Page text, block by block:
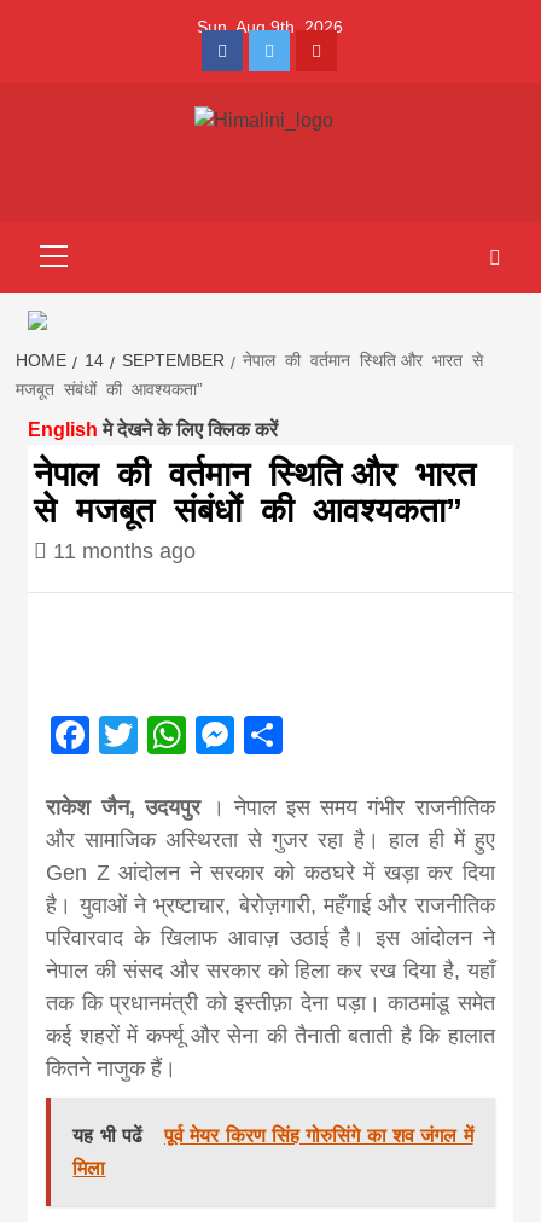
Sun. Aug 9th, 2026
FacebookTwitterYoutube
hindi
||madhesh
first hindi
magazine of
Nepal brings
from
news,
khabar
HOME 14 SEPTEMBER
नेपाल की वर्तमान स्थिति और भारत से
मजबूत संबंधों की आवश्यकता”
English मे देखने के लिए क्लिक करें
नेपाल की वर्तमान स्थिति और भारत
से मजबूत संबंधों की आवश्यकता”
11 months ago
Facebook
TwitterWhatsApp
Messenger
राकेश जैन, उदयपुर। नेपाल इस समय गंभीर राजनीतिक
और सामाजिक अस्थिरता से गुजर रहा है। हाल ही में हुए
Gen Z आंदोलन ने सरकार को कठघरे में खड़ा कर दिया
है। युवाओं ने भ्रष्टाचार, बेरोज़गारी, महँगाई और राजनीतिक
परिवारवाद के खिलाफ आवाज़ उठाई है। इस आंदोलन ने
नेपाल की संसद और सरकार को हिला कर रख दिया है, यहाँ
तक कि प्रधानमंत्री को इस्तीफ़ा देना पड़ा। काठमांडू समेत
कई शहरों में कर्फ्यू और सेना की तैनाती बताती है कि हालात
कितने नाजुक हैं।
यह भी पढें
पूर्व मेयर किरण सिंह गोरुसिंगे का शव जंगल में
मिला